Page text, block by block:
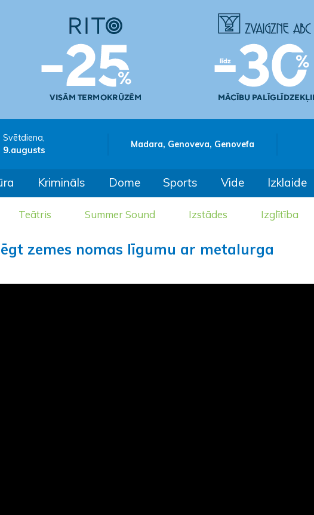
Svētdiena,
9.augusts
Madara, Genoveva, Genovefa
Krimināls Dome Sports Vide Izklaide
Teātris Summer Sound Izstādes Izglītība
zemes nomas līgumu ar metalurga